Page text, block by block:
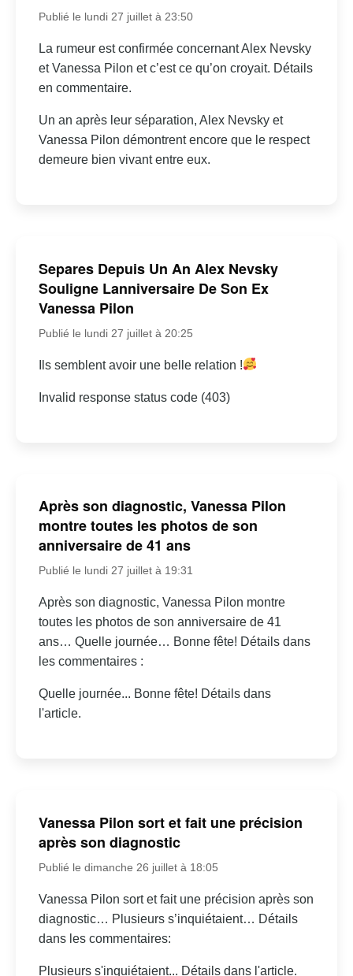
Publié le lundi 27 juillet à 23:50
La rumeur est confirmée concernant Alex Nevsky
et Vanessa Pilon et c’est ce qu’on croyait. Détails
en commentaire.
Un an après leur séparation, Alex Nevsky et
Vanessa Pilon démontrent encore que le respect
demeure bien vivant entre eux.
Separes Depuis Un An Alex Nevsky
Souligne Lanniversaire De Son Ex
Vanessa Pilon
Publié le lundi 27 juillet à 20:25
Ils semblent avoir une belle relation !
Invalid response status code (403)
Après son diagnostic, Vanessa Pilon
montre toutes les photos de son
anniversaire de 41 ans
Publié le lundi 27 juillet à 19:31
Après son diagnostic, Vanessa Pilon montre
toutes les photos de son anniversaire de 41
ans… Quelle journée… Bonne fête! Détails dans
les commentaires :
Quelle journée... Bonne fête! Détails dans
l'article.
Vanessa Pilon sort et fait une précision
après son diagnostic
Publié le dimanche 26 juillet à 18:05
Vanessa Pilon sort et fait une précision après son
diagnostic… Plusieurs s’inquiétaient… Détails
dans les commentaires:
Plusieurs s'inquiétaient... Détails dans l'article.